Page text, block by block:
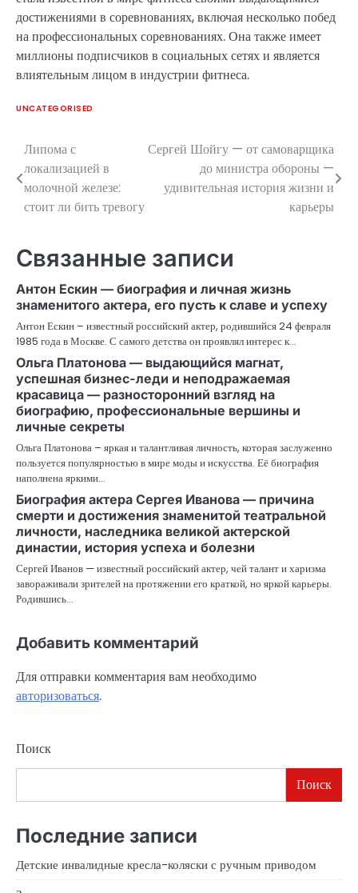
достижениями в соревнованиях, включая несколько побед
на профессиональных соревнованиях. Она также имеет
миллионы подписчиков в социальных сетях и является
влиятельным лицом в индустрии фитнеса.
UNCATEGORISED
Навигация
по
записям
Липома с
локализацией в
молочной железе:
стоит ли бить тревогу
Сергей Шойгу — от самоварщика
до министра обороны —
удивительная история жизни и
карьеры
Связанные записи
Антон Ескин — биография и личная жизнь
знаменитого актера, его пусть к славе и успеху
Антон Ескин – известный российский актер, родившийся 24 февраля
1985 года в Москве. С самого детства он проявлял интерес к…
Ольга Платонова — выдающийся магнат,
успешная бизнес-леди и неподражаемая
красавица — разносторонний взгляд на
биографию, профессиональные вершины и
личные секреты
Ольга Платонова – яркая и талантливая личность, которая заслуженно
пользуется популярностью в мире моды и искусства. Её биография
наполнена яркими…
Биография актера Сергея Иванова — причина
смерти и достижения знаменитой театральной
личности, наследника великой актерской
династии, история успеха и болезни
Сергей Иванов — известный российский актер, чей талант и харизма
завораживали зрителей на протяжении его краткой, но яркой карьеры.
Родившись…
Добавить комментарий
Для отправки комментария вам необходимо
авторизоваться.
Поиск
Поиск
Последние записи
Детские инвалидные кресла-коляски с ручным приводом